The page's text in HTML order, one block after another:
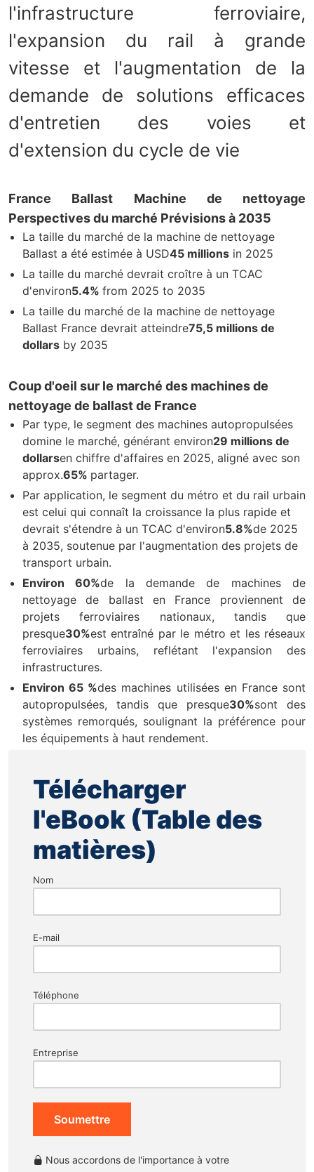
l'infrastructure ferroviaire,
l'expansion du rail à grande
vitesse et l'augmentation de la
demande de solutions efficaces
d'entretien des voies et
d'extension du cycle de vie
France Ballast Machine de nettoyage
Perspectives du marché Prévisions à 2035
La taille du marché de la machine de nettoyage
Ballast a été estimée à USD45 millions in 2025
La taille du marché devrait croître à un TCAC
d'environ5.4% from 2025 to 2035
La taille du marché de la machine de nettoyage
Ballast France devrait atteindre75,5 millions de
dollars by 2035
Coup d'oeil sur le marché des machines de
nettoyage de ballast de France
Par type, le segment des machines autopropulsées
domine le marché, générant environ29 millions de
dollarsen chiffre d'affaires en 2025, aligné avec son
approx.65% partager.
Par application, le segment du métro et du rail urbain
est celui qui connaît la croissance la plus rapide et
devrait s'étendre à un TCAC d'environ5.8%de 2025
à 2035, soutenue par l'augmentation des projets de
transport urbain.
Environ 60%de la demande de machines de
nettoyage de ballast en France proviennent de
projets ferroviaires nationaux, tandis que
presque30%est entraîné par le métro et les réseaux
ferroviaires urbains, reflétant l'expansion des
infrastructures.
Environ 65 %des machines utilisées en France sont
autopropulsées, tandis que presque30%sont des
systèmes remorqués, soulignant la préférence pour
les équipements à haut rendement.
Télécharger
l'eBook (Table des
matières)
Nom
E-mail
Téléphone
Entreprise
Soumettre
Nous accordons de l'importance à votre